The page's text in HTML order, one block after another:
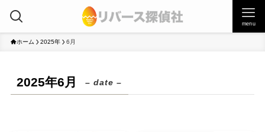
menu
ホーム 2025年 6月
2025年6月 – date –